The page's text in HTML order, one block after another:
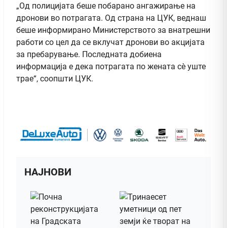
„Од полицијата беше побарано ангажирање на
дронови во потрагата. Од страна на ЦУК, веднаш
беше информирано Министерството за внатрешни
работи со цел да се вклучат дронови во акцијата
за пребарување. Последната добиена
информација е дека потрагата по жената сè уште
трае“, соопшти ЦУК.
НАЈНОВИ